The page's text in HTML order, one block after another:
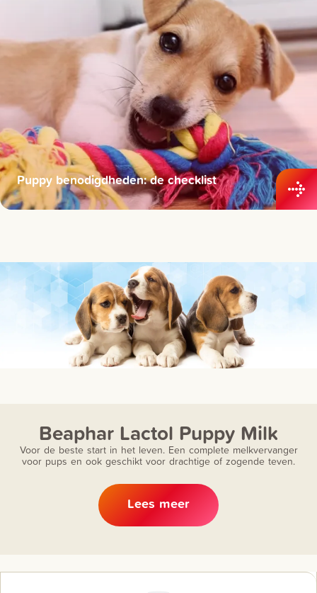
Puppy benodigdheden: de checklist
Beaphar Lactol Puppy Milk
Voor de beste start in het leven. Een complete melkvervanger
voor pups en ook geschikt voor drachtige of zogende teven.
Lees meer